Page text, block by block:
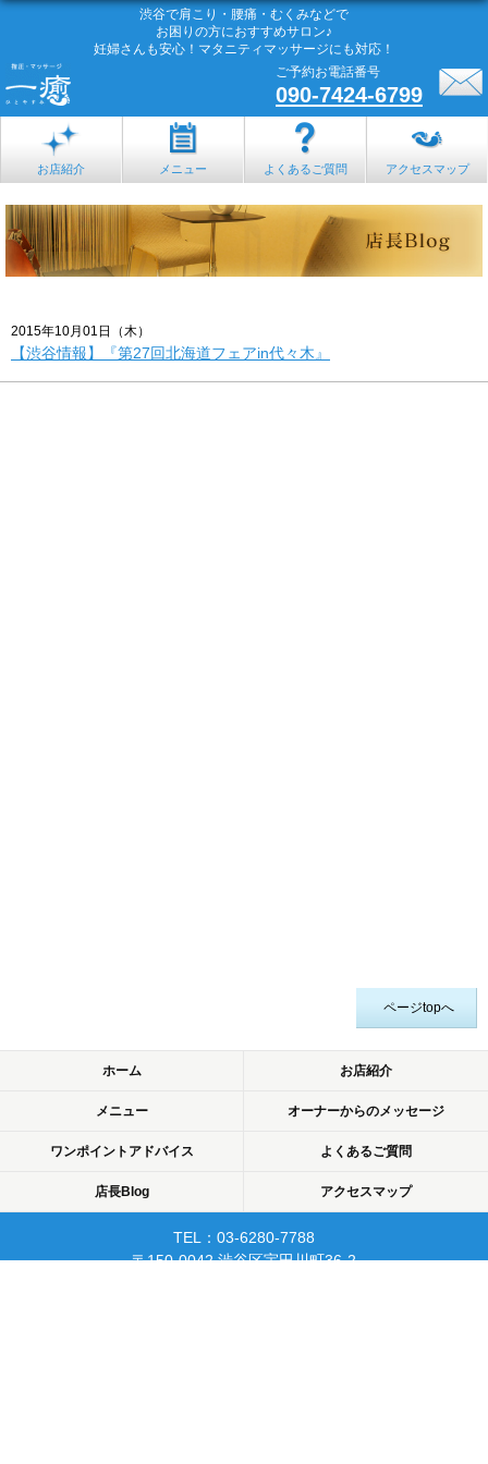
渋谷で肩こり・腰痛・むくみなどで
お困りの方におすすめサロン♪
妊婦さんも安心！マタニティマッサージにも対応！
ご予約お電話番号
090-7424-6799
お店紹介 メニュー よくあるご質問 アクセスマップ
2015年10月01日（木）
【渋谷情報】『第27回北海道フェアin代々木』
ページtopへ
ホーム お店紹介
メニュー オーナーからのメッセージ
ワンポイントアドバイス よくあるご質問
店長Blog アクセスマップ
TEL：03-6280-7788
〒150-0042 渋谷区宇田川町36-2